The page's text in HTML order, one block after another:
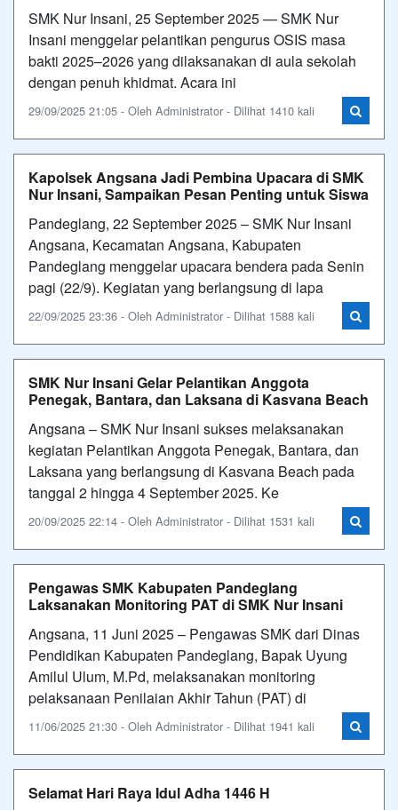
SMK Nur Insani, 25 September 2025 — SMK Nur
Insani menggelar pelantikan pengurus OSIS masa
bakti 2025–2026 yang dilaksanakan di aula sekolah
dengan penuh khidmat. Acara ini
29/09/2025 21:05 - Oleh Administrator - Dilihat 1410 kali
Kapolsek Angsana Jadi Pembina Upacara di SMK
Nur Insani, Sampaikan Pesan Penting untuk Siswa
Pandeglang, 22 September 2025 – SMK Nur Insani
Angsana, Kecamatan Angsana, Kabupaten
Pandeglang menggelar upacara bendera pada Senin
pagi (22/9). Kegiatan yang berlangsung di lapa
22/09/2025 23:36 - Oleh Administrator - Dilihat 1588 kali
SMK Nur Insani Gelar Pelantikan Anggota
Penegak, Bantara, dan Laksana di Kasvana Beach
Angsana – SMK Nur Insani sukses melaksanakan
kegiatan Pelantikan Anggota Penegak, Bantara, dan
Laksana yang berlangsung di Kasvana Beach pada
tanggal 2 hingga 4 September 2025. Ke
20/09/2025 22:14 - Oleh Administrator - Dilihat 1531 kali
Pengawas SMK Kabupaten Pandeglang
Laksanakan Monitoring PAT di SMK Nur Insani
Angsana, 11 Juni 2025 – Pengawas SMK dari Dinas
Pendidikan Kabupaten Pandeglang, Bapak Uyung
Amilul Ulum, M.Pd, melaksanakan monitoring
pelaksanaan Penilaian Akhir Tahun (PAT) di
11/06/2025 21:30 - Oleh Administrator - Dilihat 1941 kali
Selamat Hari Raya Idul Adha 1446 H